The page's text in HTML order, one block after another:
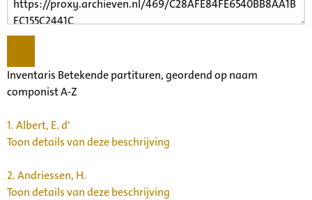
Inventaris Betekende partituren, geordend op naam
componist A-Z
1.Albert, E. d'
Toon details van deze beschrijving
2.Andriessen, H.
Toon details van deze beschrijving